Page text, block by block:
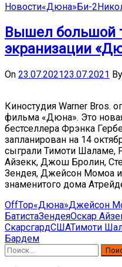
Новости«Дюна»Би-2
Вышел большой
экранизации
On 23.07.202123.07.2021 By
Киностудия Warner Bros.
фильма «Дюна». Это
бестселлера Фрэнка
запланирован на 14
сыграли Тимоти Шаламе,
Айзекк, Джош Бролин,
Зендея, Джейсон Момоа
знаменитого дома
OffTop«Дюна»Джейсон
БатистаЗендеяОскар
СкарсгардСШАТимоти
Бардем
Найти: